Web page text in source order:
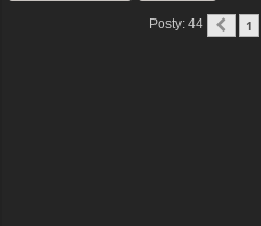
Posty: 44 1